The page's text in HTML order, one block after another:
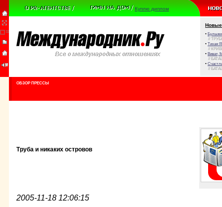
Куплю диплом
Новые
•
//
• Тихая
//
• Виват,
//
•
//
ОБЗОР ПРЕССЫ
Труба и никаких островов
2005-11-18 12:06:15